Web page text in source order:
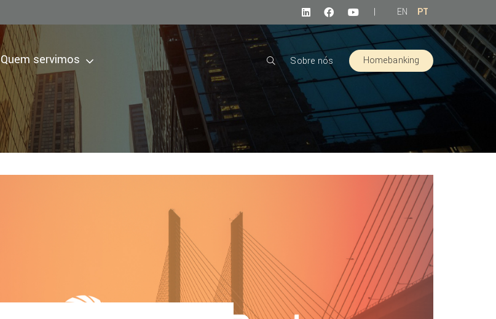
| EN PT
Quem servimos Sobre nós Homebanking